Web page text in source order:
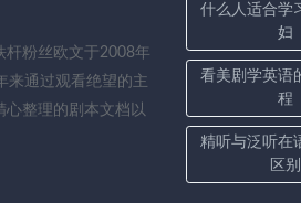
杆粉丝欧文于2008年
来通过观看绝望的主
心整理的剧本文档以
什么人适合学
妇
看美剧学英语
程
精听与泛听在
区别